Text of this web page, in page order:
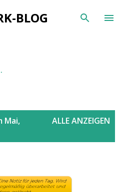
Hauptbereich
BLOG
Mai,
ALLE ANZEIGEN